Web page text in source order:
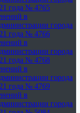
года № 4765
в
города
года № 4766
в
города
года № 4768
в
города
года № 4769
в
города